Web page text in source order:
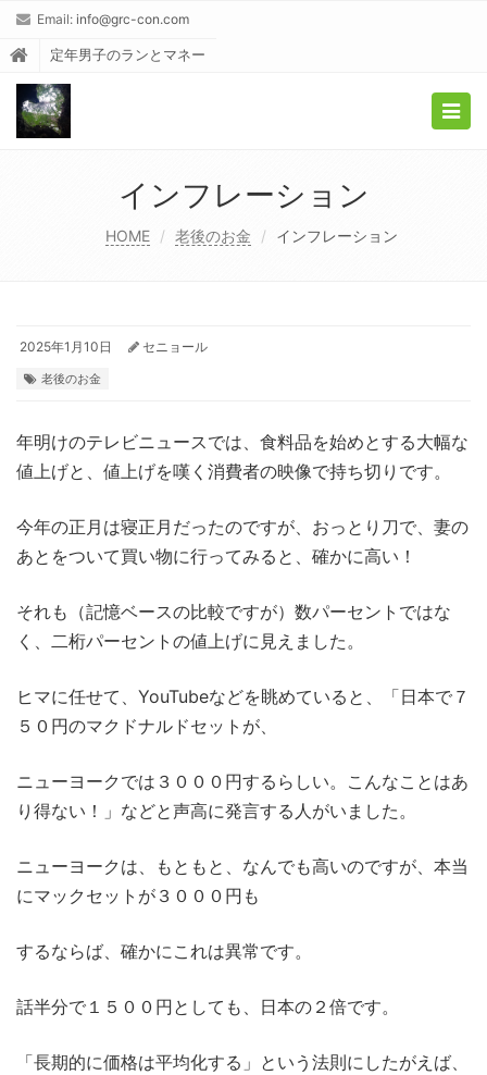
Email: info@grc-con.com
定年男子のランとマネー
インフレーション
HOME 老後のお金 インフレーション
2025年1月10日 セニョール
老後のお金
年明けのテレビニュースでは、食料品を始めとする大幅な
値上げと、値上げを嘆く消費者の映像で持ち切りです。
今年の正月は寝正月だったのですが、おっとり刀で、妻の
あとをついて買い物に行ってみると、確かに高い！
それも（記憶ベースの比較ですが）数パーセントではな
く、二桁パーセントの値上げに見えました。
ヒマに任せて、YouTubeなどを眺めていると、「日本で７
５０円のマクドナルドセットが、
ニューヨークでは３０００円するらしい。こんなことはあ
り得ない！」などと声高に発言する人がいました。
ニューヨークは、もともと、なんでも高いのですが、本当
にマックセットが３０００円も
するならば、確かにこれは異常です。
話半分で１５００円としても、日本の２倍です。
「長期的に価格は平均化する」という法則にしたがえば、